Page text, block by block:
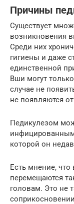
Причины
Существует
возникновения
Среди них
гигиены и даже
единственной
Вши могут
случае не
не появляются
Педикулезом
которой он
Есть мнение, что
перемещаются
головам. Это не